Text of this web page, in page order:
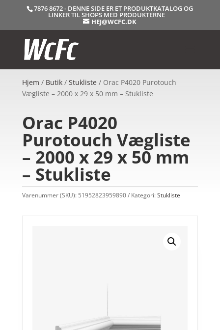
7876 8672 - DENNE SIDE ER ET PRODUKTKATALOG OG
LINKER TIL SHOPS MED PRODUKTERNE
HEJ@WCFC.DK
Hjem / Butik/ Stukliste / Orac P4020 Purotouch
Vægliste – 2000 x 29 x 50 mm – Stukliste
Orac P4020
Purotouch Vægliste
– 2000 x 29 x 50 mm
– Stukliste
Varenummer (SKU): 51952823959890 Kategori:Stukliste